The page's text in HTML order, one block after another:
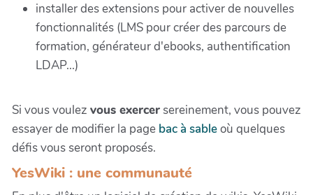
installer des extensions pour activer de nouvelles
fonctionnalités (LMS pour créer des parcours de
formation, générateur d'ebooks, authentification
LDAP...)
Si vous voulez vous exercersereinement, vous pouvez
essayer de modifier la page bac à sableoù quelques
défis vous seront proposés.
YesWiki : une communauté